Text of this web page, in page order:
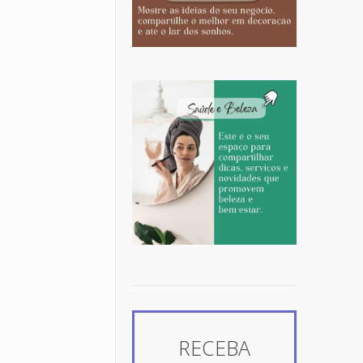
RECEBA